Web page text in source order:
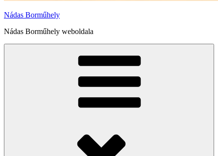
Nádas Borműhely
Nádas Borműhely weboldala